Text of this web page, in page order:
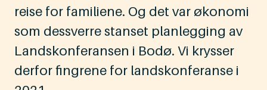
reise for familiene. Og det var økonomi
som dessverre stanset planlegging av
Landskonferansen i Bodø. Vi krysser
derfor fingrene for landskonferanse i